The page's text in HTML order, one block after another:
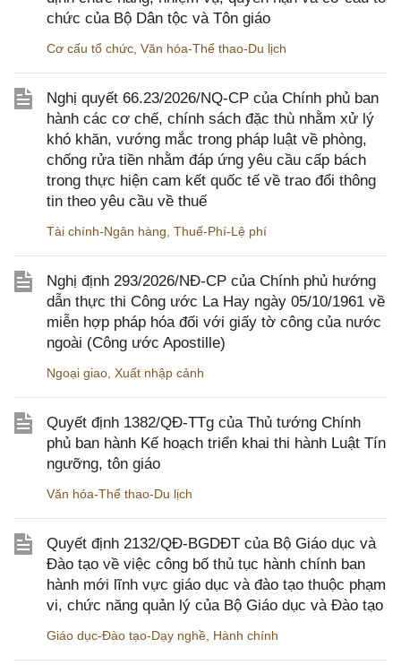
chức của Bộ Dân tộc và Tôn giáo
Cơ cấu tổ chức Văn hóa-Thể thao-Du lịch
Nghị quyết 66.23/2026/NQ-CP của Chính phủ ban
hành các cơ chế, chính sách đặc thù nhằm xử lý
khó khăn, vướng mắc trong pháp luật về phòng,
chống rửa tiền nhằm đáp ứng yêu cầu cấp bách
trong thực hiện cam kết quốc tế về trao đổi thông
tin theo yêu cầu về thuế
Tài chính-Ngân hàng Thuế-Phí-Lệ phí
Nghị định 293/2026/NĐ-CP của Chính phủ hướng
dẫn thực thi Công ước La Hay ngày 05/10/1961 về
miễn hợp pháp hóa đối với giấy tờ công của nước
ngoài (Công ước Apostille)
Ngoại giao Xuất nhập cảnh
Quyết định 1382/QĐ-TTg của Thủ tướng Chính
phủ ban hành Kế hoạch triển khai thi hành Luật Tín
ngưỡng, tôn giáo
Văn hóa-Thể thao-Du lịch
Quyết định 2132/QĐ-BGDĐT của Bộ Giáo dục và
Đào tạo về việc công bố thủ tục hành chính ban
hành mới lĩnh vực giáo dục và đào tạo thuộc phạm
vi, chức năng quản lý của Bộ Giáo dục và Đào tạo
Giáo dục-Đào tạo-Dạy nghề Hành chính